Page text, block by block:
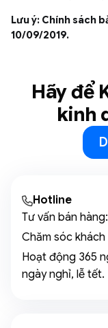
Lưu ý: Chính sách
10/09/2019.
Hãy để
kinh
Hotline
Tư vấn bán hàng:
Chăm sóc khách
Hoạt động 365
ngày nghỉ, lễ tết.